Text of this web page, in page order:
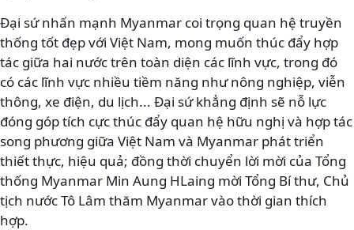
Đại sứ nhấn mạnh Myanmar coi trọng quan hệ truyền
thống tốt đẹp với Việt Nam, mong muốn thúc đẩy hợp
tác giữa hai nước trên toàn diện các lĩnh vực, trong đó
có các lĩnh vực nhiều tiềm năng như nông nghiệp, viễn
thông, xe điện, du lịch... Đại sứ khẳng định sẽ nỗ lực
đóng góp tích cực thúc đẩy quan hệ hữu nghị và hợp tác
song phương giữa Việt Nam và Myanmar phát triển
thiết thực, hiệu quả; đồng thời chuyển lời mời của Tổng
thống Myanmar Min Aung HLaing mời Tổng Bí thư, Chủ
tịch nước Tô Lâm thăm Myanmar vào thời gian thích
hợp.